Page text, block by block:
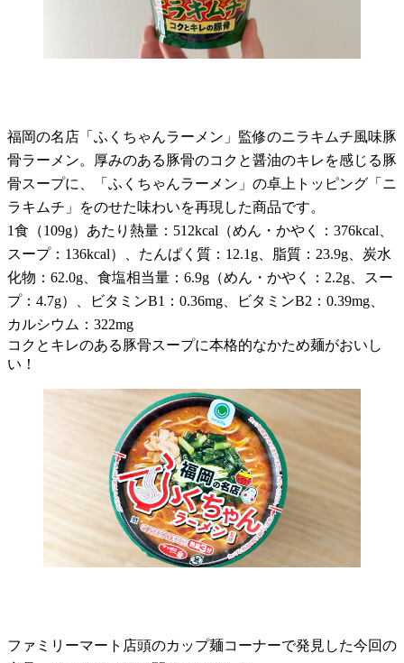
福岡の名店「ふくちゃんラーメン」監修のニラキムチ風味豚
骨ラーメン。厚みのある豚骨のコクと醤油のキレを感じる豚
骨スープに、「ふくちゃんラーメン」の卓上トッピング「ニ
ラキムチ」をのせた味わいを再現した商品です。
1食（109g）あたり熱量：512kcal（めん・かやく：376kcal、
スープ：136kcal）、たんぱく質：12.1g、脂質：23.9g、炭水
化物：62.0g、食塩相当量：6.9g（めん・かやく：2.2g、スー
プ：4.7g）、ビタミンB1：0.36mg、ビタミンB2：0.39mg、
カルシウム：322mg
コクとキレのある豚骨スープに本格的なかため麺がおいし
い！
ファミリーマート店頭のカップ麺コーナーで発見した今回の